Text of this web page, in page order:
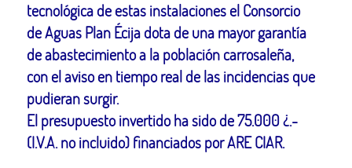
tecnológica de estas instalaciones el Consorcio
de Aguas Plan Écija dota de una mayor garantía
de abastecimiento a la población carrosaleña,
con el aviso en tiempo real de las incidencias que
pudieran surgir.
El presupuesto invertido ha sido de 75.000 ¿.-
(I.V.A. no incluido) financiados por ARE CIAR.